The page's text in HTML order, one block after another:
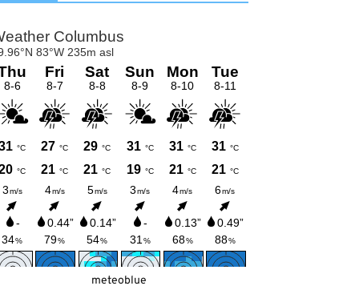
meteoblue